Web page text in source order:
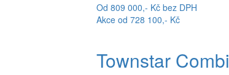
Od 809 000,- Kč bez DPH
Akce od 728 100,- Kč
Townstar Combi